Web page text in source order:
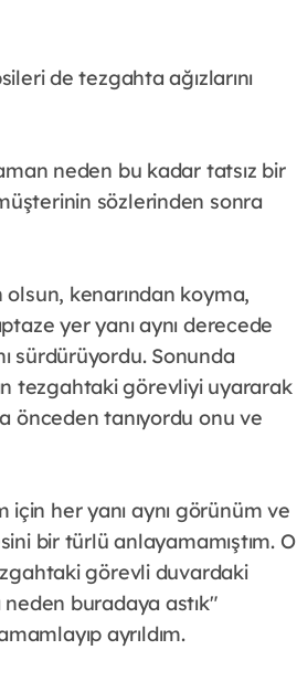
de tezgahta ağızlarını
neden bu kadar tatsız bir
sözlerinden sonra
olsun, kenarından koyma,
yer yanı aynı derecede
sürdürüyordu. Sonunda
tezgahtaki görevliyi uyararak
önceden tanıyordu onu ve
her yanı aynı görünüm ve
bir türlü anlayamamıştım. O
görevli duvardaki
buradaya astık"
ayrıldım.